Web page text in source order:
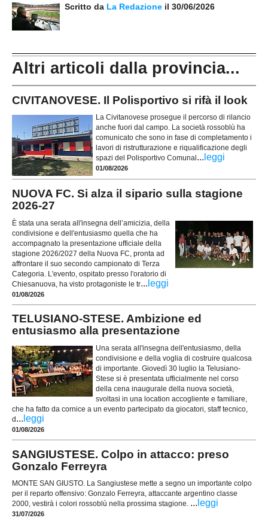
Scritto da La Redazione il 30/06/2026
Altri articoli dalla provincia...
CIVITANOVESE. Il Polisportivo si rifà il look
La Civitanovese prosegue il percorso di rilancio
anche fuori dal campo. La società rossoblù ha
comunicato che sono in fase di completamento i
lavori di ristrutturazione e riqualificazione degli
spazi del Polisportivo Comunal ... leggi
01/08/2026
NUOVA FC. Si alza il sipario sulla stagione
2026-27
È stata una serata all'insegna dell’amicizia, della
condivisione e dell'entusiasmo quella che ha
accompagnato la presentazione ufficiale della
stagione 2026/2027 della Nuova FC, pronta ad
affrontare il suo secondo campionato di Terza
Categoria. L'evento, ospitato presso l'oratorio di
Chiesanuova, ha visto protagoniste le tr... leggi
01/08/2026
TELUSIANO-STESE. Ambizione ed
entusiasmo alla presentazione
Una serata all'insegna dell'entusiasmo, della
condivisione e della voglia di costruire qualcosa
di importante. Giovedì 30 luglio la Telusiano-
Stese si è presentata ufficialmente nel corso
della cena inaugurale della nuova società,
svoltasi in una location accogliente e familiare,
che ha fatto da cornice a un evento partecipato da giocatori, staff tecnico,
d... leggi
01/08/2026
SANGIUSTESE. Colpo in attacco: preso
Gonzalo Ferreyra
MONTE SAN GIUSTO. La Sangiustese mette a segno un importante colpo
per il reparto offensivo: Gonzalo Ferreyra, attaccante argentino classe
2000, vestirà i colori rossoblù nella prossima stagione. ... leggi
31/07/2026